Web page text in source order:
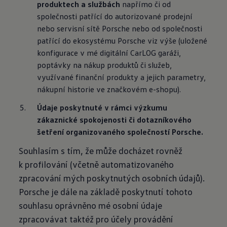
produktech a službách napřímo či od
společnosti patřící do autorizované prodejní
nebo servisní sítě Porsche nebo od společnosti
patřící do ekosystému Porsche viz výše (uložené
konfigurace v mé digitální CarLOG garáži,
poptávky na nákup produktů či služeb,
využívané finanční produkty a jejich parametry,
nákupní historie ve značkovém e-shopu).
Údaje poskytnuté v rámci výzkumu
zákaznické spokojenosti či dotazníkového
šetření organizovaného společností Porsche.
Souhlasím s tím, že může docházet rovněž
k profilování (včetně automatizovaného
zpracování mých poskytnutých osobních údajů).
Porsche je dále na základě poskytnutí tohoto
souhlasu oprávněno mé osobní údaje
zpracovávat taktéž pro účely provádění